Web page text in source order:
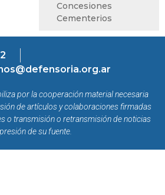
Concesiones
Cementerios
por la cooperación material necesaria
de artículos y colaboraciones firmadas
o transmisión o retransmisión de noticias
de su fuente.